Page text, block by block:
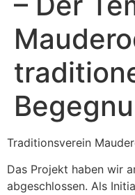
Traditionsverein
Das Projekt haben wir
abgeschlossen. Als